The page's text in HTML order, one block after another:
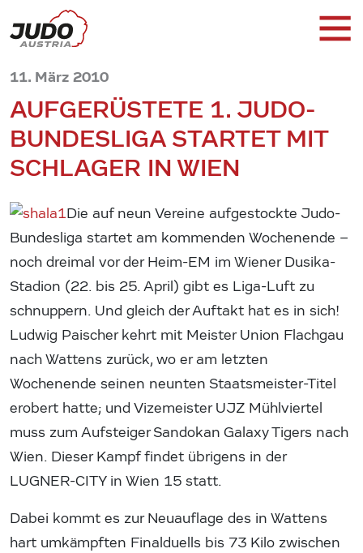
11. März 2010
AUFGERÜSTETE 1. JUDO-
BUNDESLIGA STARTET MIT
SCHLAGER IN WIEN
Die auf neun Vereine aufgestockte Judo-
Bundesliga startet am kommenden Wochenende –
noch dreimal vor der Heim-EM im Wiener Dusika-
Stadion (22. bis 25. April) gibt es Liga-Luft zu
schnuppern. Und gleich der Auftakt hat es in sich!
Ludwig Paischer kehrt mit Meister Union Flachgau
nach Wattens zurück, wo er am letzten
Wochenende seinen neunten Staatsmeister-Titel
erobert hatte; und Vizemeister UJZ Mühlviertel
muss zum Aufsteiger Sandokan Galaxy Tigers nach
Wien. Dieser Kampf findet übrigens in der
LUGNER-CITY in Wien 15 statt.
Dabei kommt es zur Neuauflage des in Wattens
hart umkämpften Finalduells bis 73 Kilo zwischen